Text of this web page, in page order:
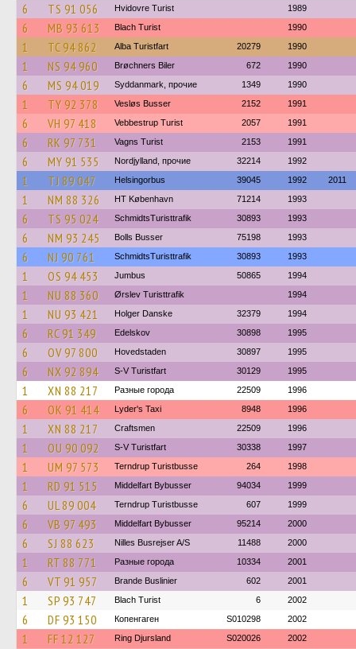
6 TS 91 056 Hvidovre Turist 1989
6 MB 93 613 Blach Turist 1990
1 TC 94 862 Alba Turistfart 20279 1990
1 NS 94 960 Brøchners Biler 672 1990
6 MS 94 019 Syddanmark, прочие 1349 1990
1 TY 92 378 Vesløs Busser 2152 1991
6 VH 97 418 Vebbestrup Turist 2057 1991
6 RK 97 731 Vagns Turist 2153 1991
6 MY 91 535 Nordjylland, прочие 32214 1992
1 TJ 89 047 Helsingorbus 39045 1992 2011
1 NM 88 326 HT København 71214 1993
6 TS 95 024 SchmidtsTuristtrafik 30893 1993
6 NM 93 245 Bolls Busser 75198 1993
6 NJ 90 761 SchmidtsTuristtrafik 30893 1993
1 OS 94 453 Jumbus 50865 1994
1 NU 88 360 Ørslev Turisttrafik 1994
1 NU 93 421 Holger Danske 32379 1994
6 RC 91 349 Edelskov 30898 1995
6 OV 97 800 Hovedstaden 30897 1995
6 NX 92 894 S-V Turistfart 30129 1995
1 XN 88 217 Разные города 22509 1996
6 OK 91 414 Lyder's Taxi 8948 1996
1 XN 88 217 Craftsmen 22509 1996
1 OU 90 092 S-V Turistfart 30338 1997
1 UM 97 573 Terndrup Turistbusse 264 1998
1 RD 91 515 Middelfart Bybusser 94034 1999
6 UL 89 004 Terndrup Turistbusse 607 1999
6 VB 97 493 Middelfart Bybusser 95214 2000
6 SJ 88 623 Nilles Busrejser A/S 11488 2000
1 RT 88 771 Разные города 10334 2001
6 VT 91 957 Brande Buslinier 602 2001
1 SP 93 747 Blach Turist 6 2002
6 DF 93 150 Копенгаген S010298 2002
1 FF 12 127 Ring Djursland S020026 2002